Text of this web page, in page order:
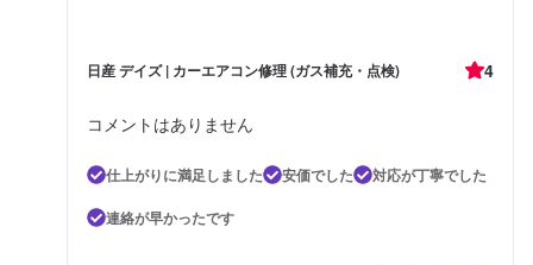
日産 デイズ | カーエアコン修理 (ガス補充・点検) 4
コメントはありません
仕上がりに満足しました 安価でした
対応が丁寧でした
連絡が早かったです